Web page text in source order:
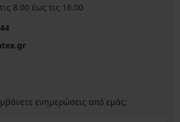
8.00 έως τις 16.00
ενημερώσεις από εμάς;